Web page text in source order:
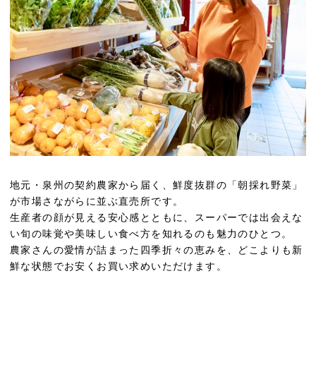
地元・泉州の契約農家から届く、鮮度抜群の「朝採れ野菜」
が市場さながらに並ぶ直売所です。
生産者の顔が見える安心感とともに、スーパーでは出会えな
い旬の味覚や美味しい食べ方を知れるのも魅力のひとつ。
農家さんの愛情が詰まった四季折々の恵みを、どこよりも新
鮮な状態でお安くお買い求めいただけます。